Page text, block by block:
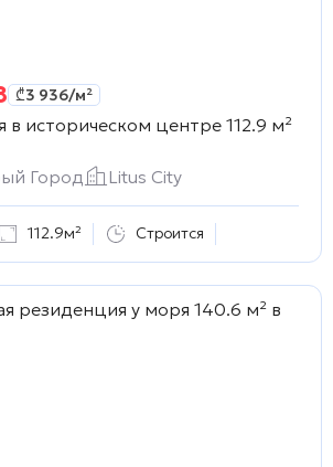
₾3 936/м²
в историческом центре 112.9 м²
Город
Litus City
112.9м² Строится